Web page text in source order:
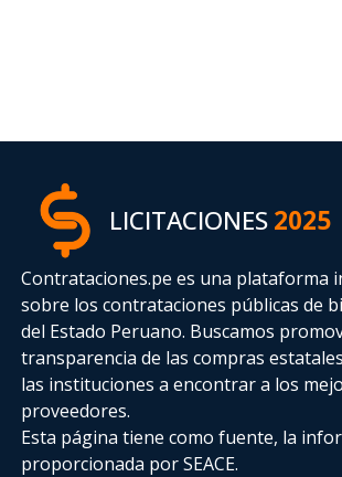
LICITACIONES2025
Contrataciones.pe es una plataforma
sobre los contrataciones públicas de
del Estado Peruano. Buscamos
transparencia de las compras
las instituciones a encontrar a los
proveedores.
Esta página tiene como fuente, la
proporcionada por SEACE.